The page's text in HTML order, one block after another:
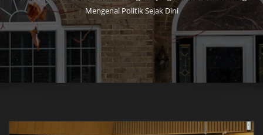
Mengenal Politik Sejak Dini